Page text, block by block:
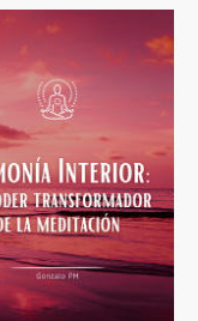
original
$14.500.
actual
$11.000.